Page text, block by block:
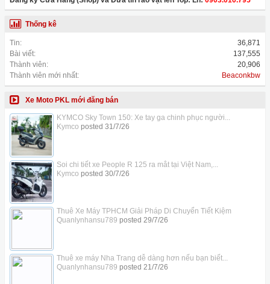
Thống kê
Tin:
36,871
Bài viết:
137,555
Thành viên:
20,906
Thành viên mới nhất:
Beaconkbw
Xe Moto PKL mới đăng bán
KYMCO Sky Town 150: Xe tay ga chinh phục người...
Kymco posted 31/7/26
Soi chi tiết xe People R 125 ra mắt tại Việt Nam,...
Kymco posted 30/7/26
Thuê Xe Máy TPHCM Giải Pháp Di Chuyển Tiết Kiệm
Quanlynhansu789 posted 29/7/26
Thuê xe máy Nha Trang dễ dàng hơn nếu bạn biết...
Quanlynhansu789 posted 21/7/26